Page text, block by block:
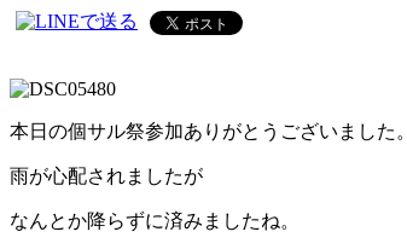
本日の個サル祭参加ありがとうございました。
雨が心配されましたが
なんとか降らずに済みましたね。